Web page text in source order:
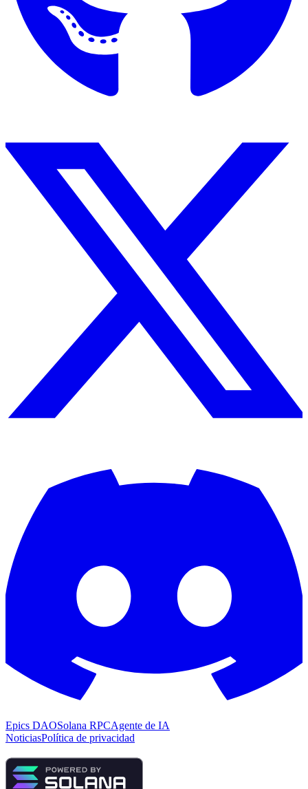
Epics DAOSolana RPCAgente de IA
NoticiasPolítica de privacidad